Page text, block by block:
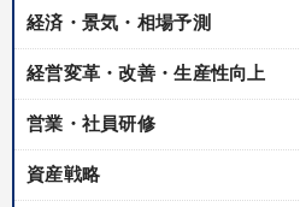
ランチェスター戦略
ondemand_video 経営音声・動画を探す
経済・景気・相場予測
経営変革・改善・生産性向上
営業・社員研修
資産戦略